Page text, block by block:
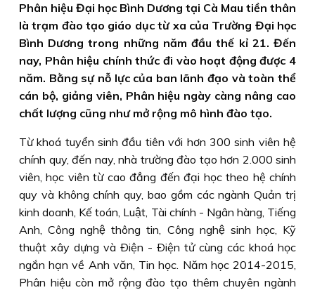
Phân hiệu Đại học Bình Dương tại Cà Mau tiền thân
là trạm đào tạo giáo dục từ xa của Trường Đại học
Bình Dương trong những năm đầu thế kỉ 21. Đến
nay, Phân hiệu chính thức đi vào hoạt động được 4
năm. Bằng sự nỗ lực của ban lãnh đạo và toàn thể
cán bộ, giảng viên, Phân hiệu ngày càng nâng cao
chất lượng cũng như mở rộng mô hình đào tạo.
Từ khoá tuyển sinh đầu tiên với hơn 300 sinh viên hệ
chính quy, đến nay, nhà trường đào tạo hơn 2.000 sinh
viên, học viên từ cao đẳng đến đại học theo hệ chính
quy và không chính quy, bao gồm các ngành Quản trị
kinh doanh, Kế toán, Luật, Tài chính - Ngân hàng, Tiếng
Anh, Công nghệ thông tin, Công nghệ sinh học, Kỹ
thuật xây dựng và Ðiện - Ðiện tử cùng các khoá học
ngắn hạn về Anh văn, Tin học. Năm học 2014-2015,
Phân hiệu còn mở rộng đào tạo thêm chuyên ngành